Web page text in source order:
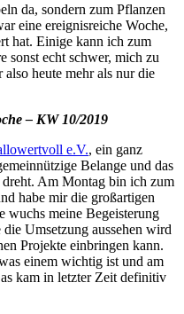
da, sondern zum Pflanzen
eine ereignisreiche Woche,
hat. Einige kann ich zum
sonst echt schwer, mich zu
heute mehr als nur die
– KW 10/2019
e.V., ein ganz
Belange und das
Am Montag bin ich zum
habe mir die großartigen
wuchs meine Begeisterung
Umsetzung aussehen wird
Projekte einbringen kann.
einem wichtig ist und am
kam in letzter Zeit definitiv